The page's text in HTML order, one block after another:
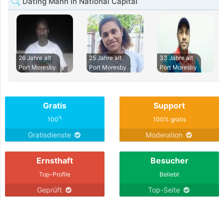
26 Jahre alt
Port Moresby
25 Jahre alt
Port Moresby
33 Jahre alt
Port Moresby
Gratis
100%
Gratisdienste
Support
100% gratis
Moderation
Ernsthaft
Top-Profile
Geprüft
Besucher
Beliebt
Top-Seite